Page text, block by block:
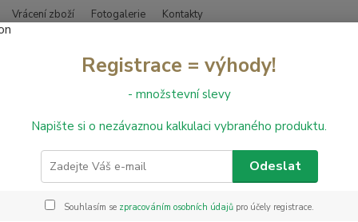
Vrácení zboží Fotogalerie Kontakty
Hledat
Vinylové podlahy Vinylová podlaha LVT Dryback Floor HIF 23318
podlaha LVT Dryback
Registrace = výhody!
- množstevní slevy
Napište si o nezávaznou kalkulaci vybraného produktu.
Odeslat
Souhlasím se zpracováním osobních údajůpro účely registrace.